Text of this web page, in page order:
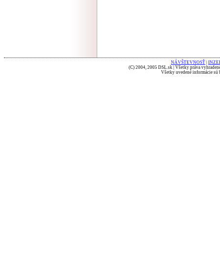
NÁVŠTEVNOSŤ
(C) 2004, 2005 DSL.sk | Všetky práva
Všetky uvedené informácie sú